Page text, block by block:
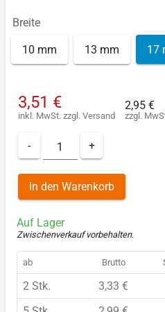
Breite
10 mm 13 mm 17
3,51 €
inkl. MwSt. zzgl. Versand
2,95 €
zzgl.
- +
In den Warenkorb
Auf Lager
Zwischenverkauf vorbehalten.
ab Brutto
2 Stk. 3,33 €